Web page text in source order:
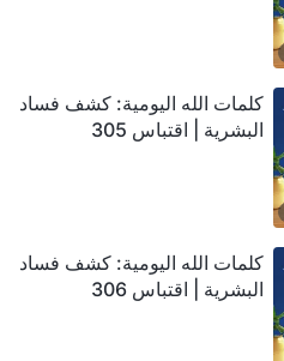
كلمات الله اليومية: كشف فساد
البشرية | اقتباس 305
كلمات الله اليومية: كشف فساد
البشرية | اقتباس 306